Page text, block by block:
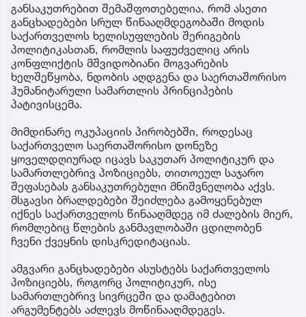
განსაკუთრებით შემაშფოთებელია, რომ ასეთი
განცხადებები სრულ წინააღმდეგობაში მოდის
საქართველოს ხელისუფლების შერიგების
პოლიტიკასთან, რომლის საფუძველიც არის
კონფლიქტის მშვიდობიანი მოგვარების
ხელშეწყობა, ნდობის აღდგენა და საერთაშორისო
ჰუმანიტარული სამართლის პრინციპების
პატივისცემა.
მიმდინარე ოკუპაციის პირობებში, როდესაც
საქართველო საერთაშორისო დონეზე
ყოველდღიურად იცავს საკუთარ პოლიტიკურ და
სამართლებრივ პოზიციებს, თითოეულ საჯარო
შეფასებას განსაკუთრებული მნიშვნელობა აქვს.
მსგავსი ბრალდებები შეიძლება გამოყენებულ
იქნეს საქართველოს წინააღმდეგ იმ ძალების მიერ,
რომლებიც წლების განმავლობაში ცდილობენ
ჩვენი ქვეყნის დისკრედიტაციას.
ამგვარი განცხადებები ასუსტებს საქართველოს
პოზიციებს, როგორც პოლიტიკურ, ისე
სამართლებრივ სივრცეში და დამატებით
არგუმენტებს აძლევს მოწინააღმდეგეს.